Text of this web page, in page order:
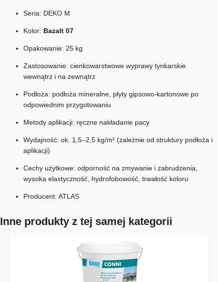
Seria: DEKO M
Kolor: Bazalt 07
Opakowanie: 25 kg
Zastosowanie: cienkowarstwowe wyprawy tynkarskie
wewnątrz i na zewnątrz
Podłoża: podłoża mineralne, płyty gipsowo-kartonowe po
odpowiednim przygotowaniu
Metody aplikacji: ręczne nakładanie pacy
Wydajność: ok. 1,5–2,5 kg/m² (zależnie od struktury podłoża i
aplikacji)
Cechy użytkowe: odporność na zmywanie i zabrudzenia,
wysoka elastyczność, hydrofobowość, trwałość koloru
Producent: ATLAS
Inne produkty z tej samej kategorii